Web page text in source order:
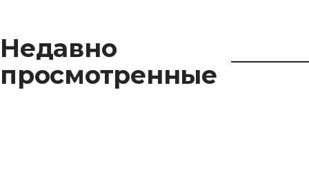
Недавно
просмотренные